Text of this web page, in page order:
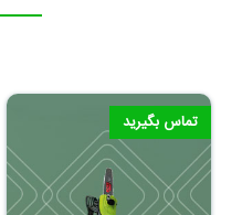
تماس بگیرید